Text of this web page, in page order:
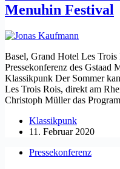
Menuhin Festival
Basel, Grand Hotel Les
Pressekonferenz des Gstaad
Klassikpunk Der Sommer
Les Trois Rois, direkt am
Christoph Müller das
Klassikpunk
11. Februar 2020
Pressekonferenz